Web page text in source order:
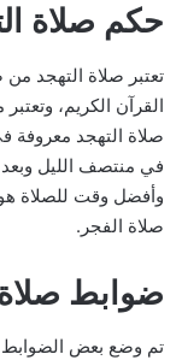
حكم صلاة
تعتبر صلاة التهجد
القرآن الكريم،
صلاة التهجد معروفة
في منتصف الليل وبعد
وأفضل وقت للصلاة هو
صلاة الفجر.
ضوابط صلاة